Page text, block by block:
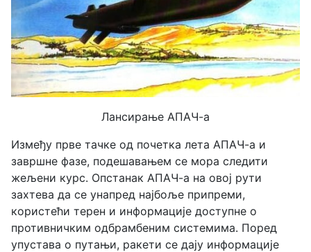
Лансирање АПАЧ-а
Између прве тачке од почетка лета АПАЧ-а и
завршне фазе, подешавањем се мора следити
жељени курс. Опстанак АПАЧ-а на овој рути
захтева да се унапред најбоље припреми,
користећи терен и информације доступне о
противничким одбрамбеним системима. Поред
упустава о путањи, ракети се дају информације